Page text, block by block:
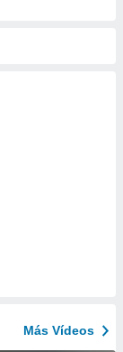
Más Vídeos